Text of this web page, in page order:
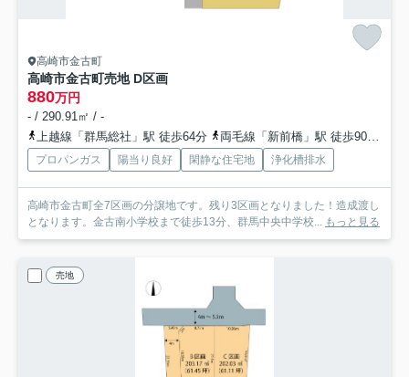
高崎市金古町
高崎市金古町売地 D区画
880万円
- / 290.91㎡ / -
上越線「群馬総社」駅 徒歩64分
両毛線「新前橋」駅 徒歩90分
プロパンガス 陽当り良好 閑静な住宅地 浄化槽排水
高崎市金古町全7区画の分譲地です。残り3区画となりました！造成渡し
となります。金古南小学校まで徒歩13分、群馬中央中学校... もっと見る
売地